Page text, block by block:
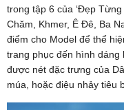
trong tập 6 của ‘Đẹp Từng
Chăm, Khmer, Ê Đê, Ba
điểm cho Model để thể
trang phục đến hình dáng
được nét đặc trưng của
múa, hoặc điệu nhảy tiêu